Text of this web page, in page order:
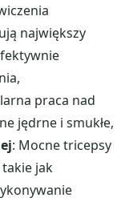
największy
praca nad
jędrne i smukłe,
: Mocne tricepsy
jak